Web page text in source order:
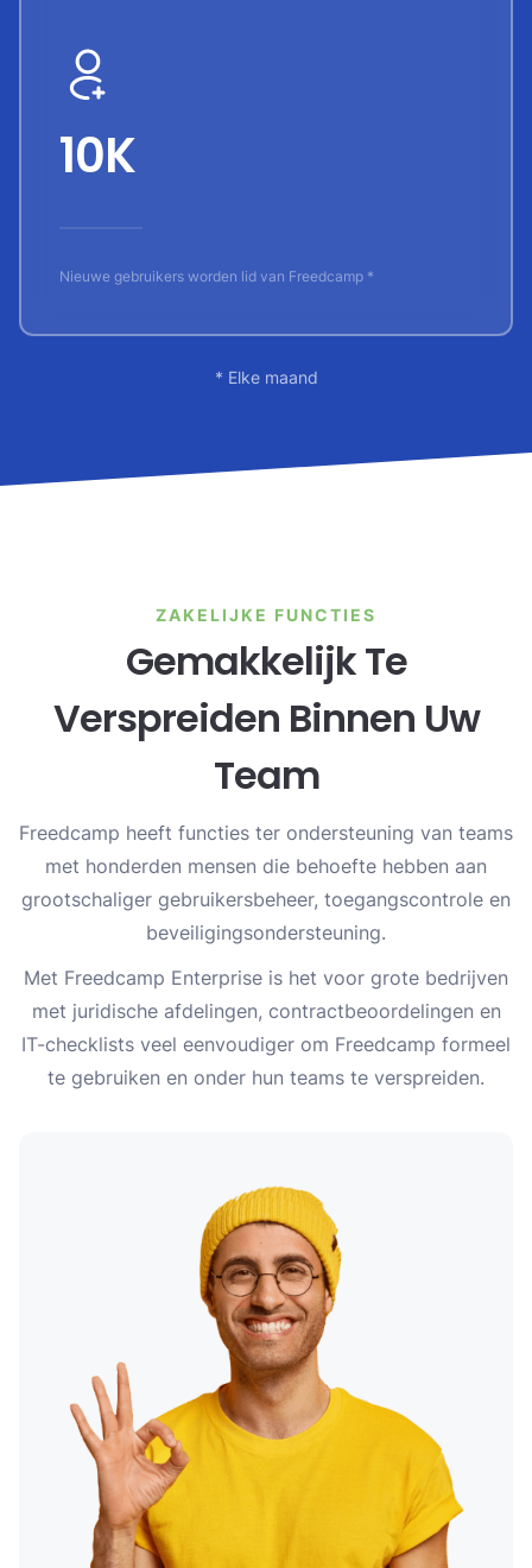
10K
Nieuwe gebruikers worden lid van Freedcamp *
* Elke maand
ZAKELIJKE FUNCTIES
Gemakkelijk Te
Verspreiden Binnen Uw
Team
Freedcamp heeft functies ter ondersteuning van teams
met honderden mensen die behoefte hebben aan
grootschaliger gebruikersbeheer, toegangscontrole en
beveiligingsondersteuning.
Met Freedcamp Enterprise is het voor grote bedrijven
met juridische afdelingen, contractbeoordelingen en
IT-checklists veel eenvoudiger om Freedcamp formeel
te gebruiken en onder hun teams te verspreiden.